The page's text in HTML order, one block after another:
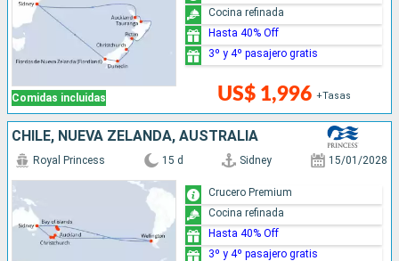
Comidas incluidas US$ 1,996 +Tasas
Cocina refinada
Hasta 40% Off
3º y 4º pasajero gratis
CHILE, NUEVA ZELANDA, AUSTRALIA
Royal Princess 15 d Sidney 15/01/2028
Crucero Premium
Cocina refinada
Hasta 40% Off
3º y 4º pasajero gratis